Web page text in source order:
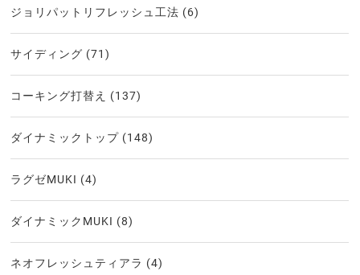
ジョリパットリフレッシュ工法 (6)
サイディング (71)
コーキング打替え (137)
ダイナミックトップ (148)
ラグゼMUKI (4)
ダイナミックMUKI (8)
ネオフレッシュティアラ (4)